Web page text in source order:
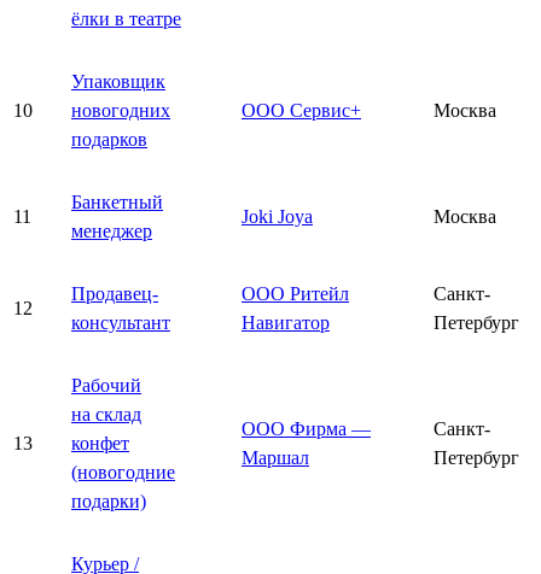
ёлки в театре
10
Упаковщик
новогодних
подарков
ООО Сервис+ Москва
11
Банкетный
менеджер
Joki Joya Москва
12
Продавец-
консультант
ООО Ритейл
Навигатор
Санкт-
Петербург
13
Рабочий
на склад
конфет
(новогодние
подарки)
ООО Фирма —
Маршал
Санкт-
Петербург
Курьер /